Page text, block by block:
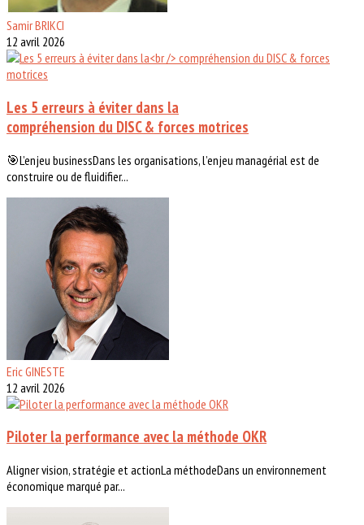
Samir BRIKCI
12 avril 2026
Les 5 erreurs à éviter dans la
compréhension du DISC & forces motrices
🎯L’enjeu businessDans les organisations, l’enjeu managérial est de
construire ou de fluidifier...
Eric GINESTE
12 avril 2026
Piloter la performance avec la méthode OKR
Aligner vision, stratégie et actionLa méthodeDans un environnement
économique marqué par...